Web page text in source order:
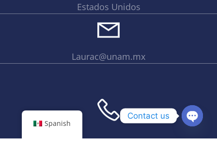
Estados Unidos
Laurac@unam.mx
Spanish
Contact us
chaty